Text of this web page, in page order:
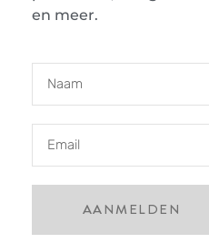
en meer.
AANMELDEN